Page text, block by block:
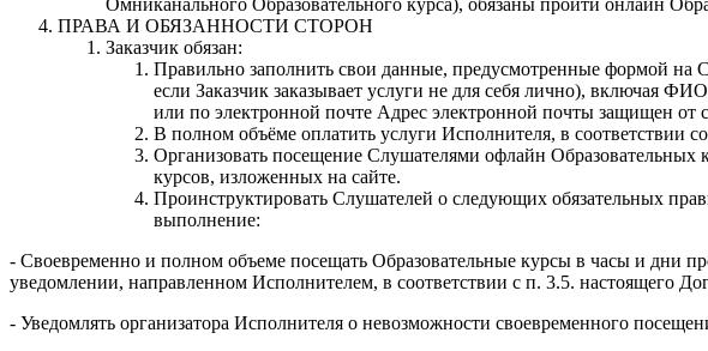
ПРАВА И ОБЯЗАННОСТИ СТОРОН
Заказчик обязан:
Правильно заполнить свои данные, предусмотренные формой на
если Заказчик заказывает услуги не для себя лично), включая
или по электронной почте Адрес электронной почты защищен от
В полном объёме оплатить услуги Исполнителя, в соответствии
Организовать посещение Слушателями офлайн Образовательных
курсов, изложенных на сайте.
Проинструктировать Слушателей о следующих обязательных
выполнение:
- Своевременно и полном объеме посещать Образовательные курсы в часы и дни
уведомлении, направленном Исполнителем, в соответствии с п. 3.5. настоящего
- Уведомлять организатора Исполнителя о невозможности своевременного